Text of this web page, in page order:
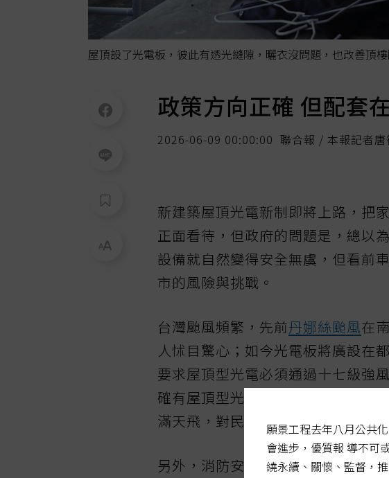
屋頂設了光電板，彼此有透光縫隙，曬衣沒問題，也改善頂
政策方向正確 但配套
2026-06-09 00:00:00 聯合報 / 本報記者唐
新建築屋頂光電新制即將上路，把
正面看待，但政府的問題是，總以
設備就自然變得安全無虞，但看前
市的風險與挑戰。
台灣颱風頻繁，先前丹娜絲颱風在
人怵目驚心；如今光電板將廣設在
要求屋頂型光電必須通過十七級強
確有屋頂型光電場不耐強風摧殘的
滿天飛，對民眾安全將是一大危害。
另外，消防安全也是屋頂光電一大
願景工程去年八月公共
會進步，優質報 導不可
繞永續、關懷、監督，